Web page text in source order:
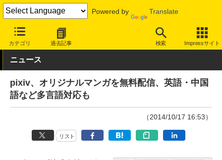
Powered by Translate
カテゴリ 過去記事 検索 Impressサイト
INTERNET Watch サービス/ソフト サービス
ニュース
pixiv、オリジナルマンガを無料配信、英語・中国
語など多言語対応も
（2014/10/17 16:53）
リスト